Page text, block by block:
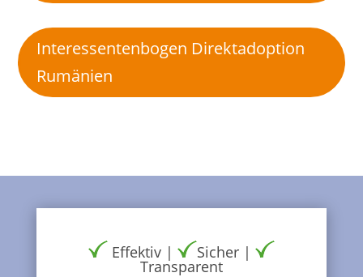
Interessentenbogen Direktadoption
Rumänien
Effektiv | Sicher |
Transparent